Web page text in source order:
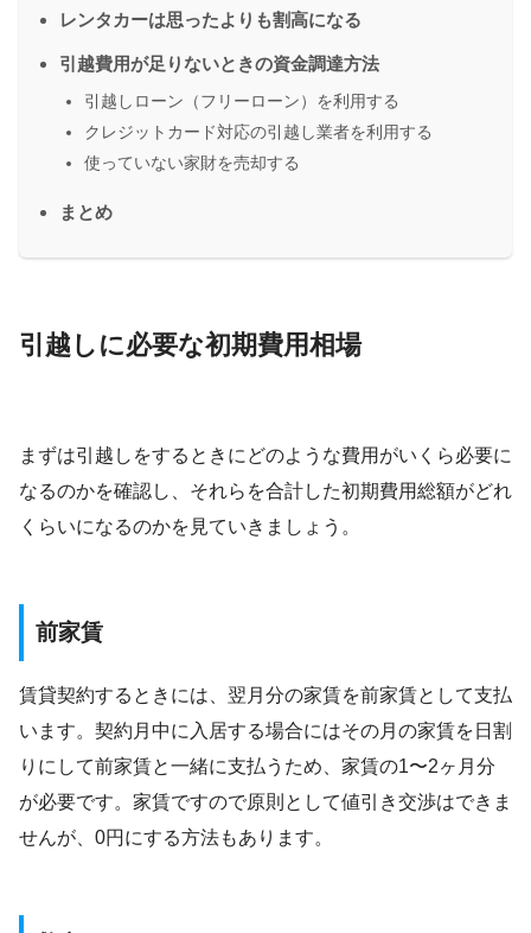
レンタカーは思ったよりも割高になる
引越費用が足りないときの資金調達方法
引越しローン（フリーローン）を利用する
クレジットカード対応の引越し業者を利用する
使っていない家財を売却する
まとめ
引越しに必要な初期費用相場
まずは引越しをするときにどのような費用がいくら必要に
なるのかを確認し、それらを合計した初期費用総額がどれ
くらいになるのかを見ていきましょう。
前家賃
賃貸契約するときには、翌月分の家賃を前家賃として支払
います。契約月中に入居する場合にはその月の家賃を日割
りにして前家賃と一緒に支払うため、家賃の1〜2ヶ月分
が必要です。家賃ですので原則として値引き交渉はできま
せんが、0円にする方法もあります。